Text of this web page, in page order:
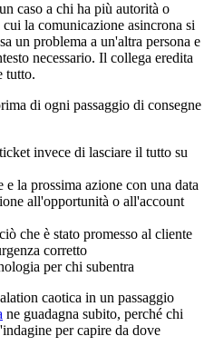
caso a chi ha più autorità o
la comunicazione asincrona si
un problema a un'altra persona e
necessario. Il collega eredita
tutto.
di ogni passaggio di consegne
invece di lasciare il tutto su
la prossima azione con una data
all'opportunità o all'account
che è stato promesso al cliente
corretto
per chi subentra
caotica in un passaggio
ne guadagna subito, perché chi
per capire da dove